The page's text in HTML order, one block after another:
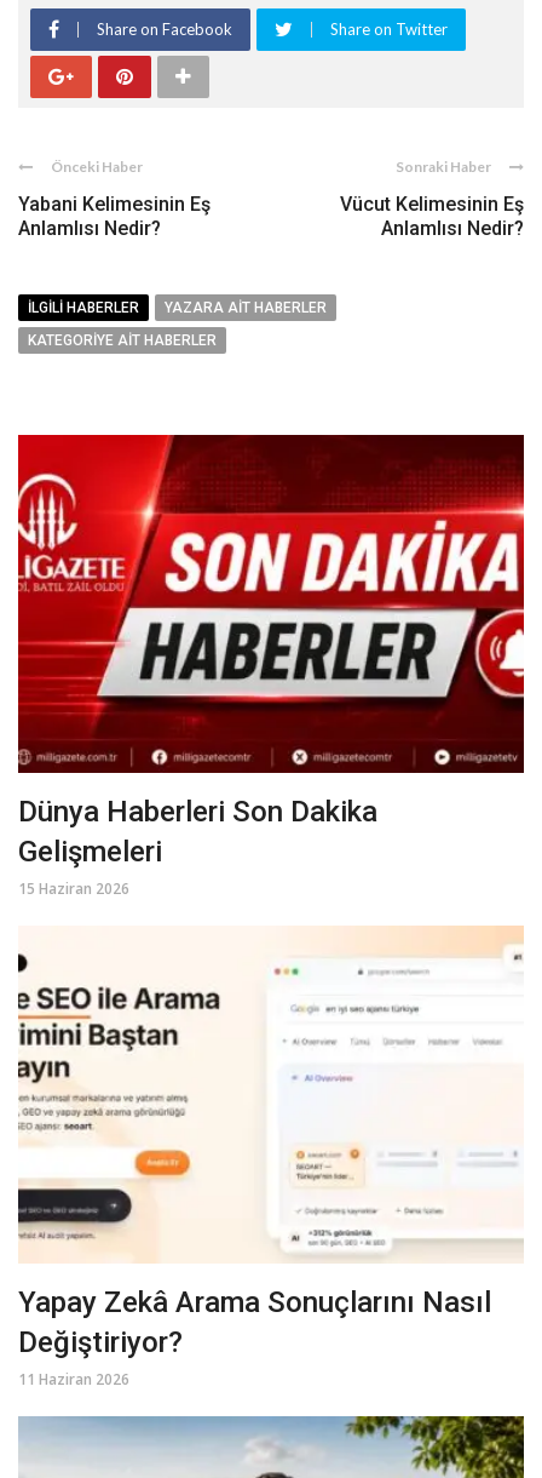
Share on Facebook Share on Twitter
Önceki Haber
Yabani Kelimesinin Eş
Anlamlısı Nedir?
Sonraki Haber
Vücut Kelimesinin Eş
Anlamlısı Nedir?
İLGILI HABERLER
YAZARA AIT HABERLER
KATEGORIYE AIT HABERLER
Dünya Haberleri Son Dakika
Gelişmeleri
15 Haziran 2026
Yapay Zekâ Arama Sonuçlarını Nasıl
Değiştiriyor?
11 Haziran 2026